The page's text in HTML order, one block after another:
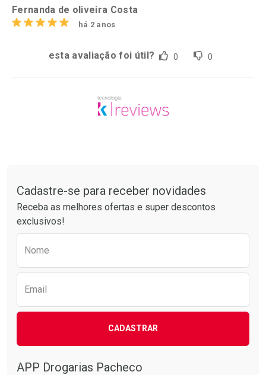
Fernanda de oliveira Costa
há 2 anos
esta avaliação foi útil? 0 0
Cadastre-se para receber novidades
Receba as melhores ofertas e super descontos
exclusivos!
Nome
Email
CADASTRAR
APP Drogarias Pacheco